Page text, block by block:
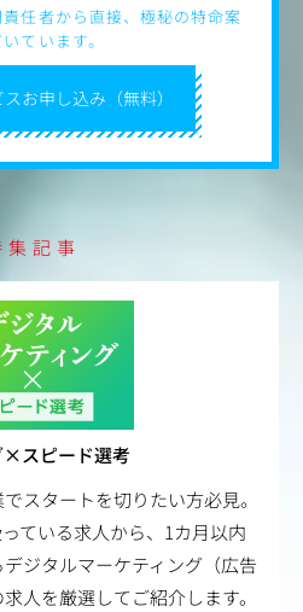
お申し込み（無料）
任者から直接、極秘の特命案
ています。
集記事
×スピード選考
スタートを切りたい方必見。
ている求人から、1カ月以内
ジタルマーケティング（広告
人を厳選してご紹介します。